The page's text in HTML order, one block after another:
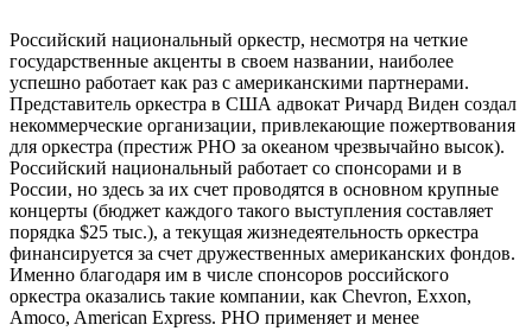
Российский национальный оркестр, несмотря на четкие
государственные акценты в своем названии, наиболее
успешно работает как раз с американскими партнерами.
Представитель оркестра в США адвокат Ричард Виден создал
некоммерческие организации, привлекающие пожертвования
для оркестра (престиж РНО за океаном чрезвычайно высок).
Российский национальный работает со спонсорами и в
России, но здесь за их счет проводятся в основном крупные
концерты (бюджет каждого такого выступления составляет
порядка $25 тыс.), а текущая жизнедеятельность оркестра
финансируется за счет дружественных американских фондов.
Именно благодаря им в числе спонсоров российского
оркестра оказались такие компании, как Chevron, Exxon,
Amoco, American Express. РНО применяет и менее